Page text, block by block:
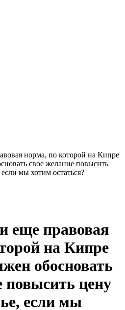
норма, по которой на Кипре
свое желание повысить
мы хотим остаться?
еще правовая
на Кипре
обосновать
повысить цену
если мы